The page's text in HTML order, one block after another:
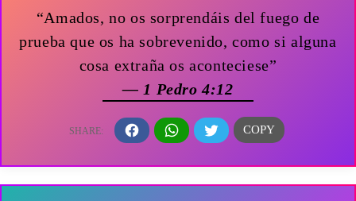
“Amados, no os sorprendáis del fuego de
prueba que os ha sobrevenido, como si alguna
cosa extraña os aconteciese”
— 1 Pedro 4:12